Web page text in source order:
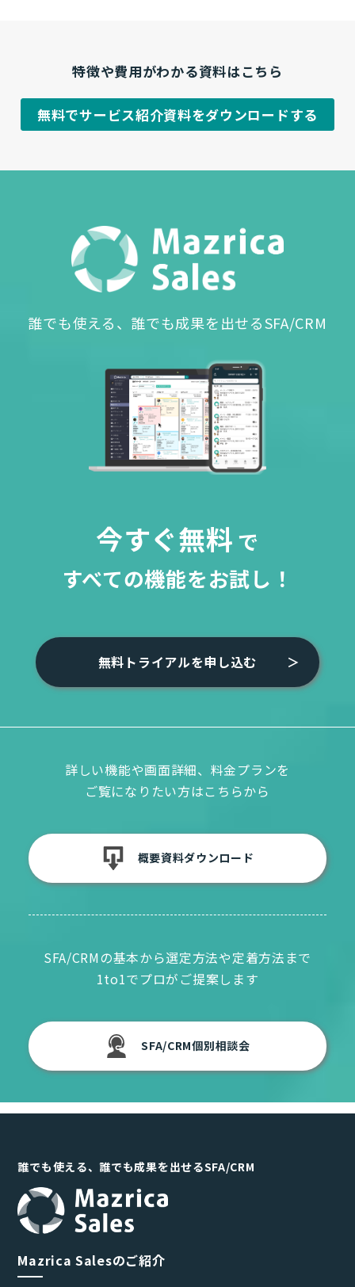
特徴や費用がわかる資料はこちら
無料でサービス紹介資料をダウンロードする
誰でも使える、誰でも成果を出せるSFA/CRM
今すぐ無料 で
すべての機能をお試し！
無料トライアルを申し込む
詳しい機能や画面詳細、料金プランを
ご覧になりたい方はこちらから
概要資料ダウンロード
SFA/CRMの基本から選定方法や定着方法まで
1to1でプロがご提案します
SFA/CRM個別相談会
誰でも使える、誰でも成果を出せるSFA/CRM
Mazrica Salesのご紹介